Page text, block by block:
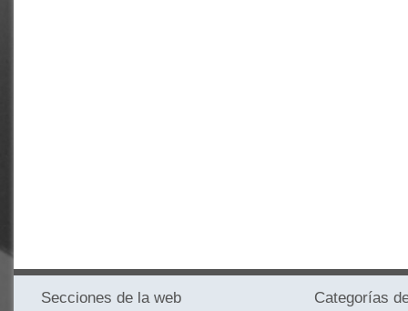
Secciones de la web Categorías